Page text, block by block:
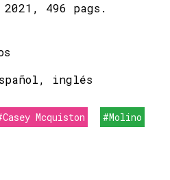
496 pags.
inglés
Mcquiston
#Molino